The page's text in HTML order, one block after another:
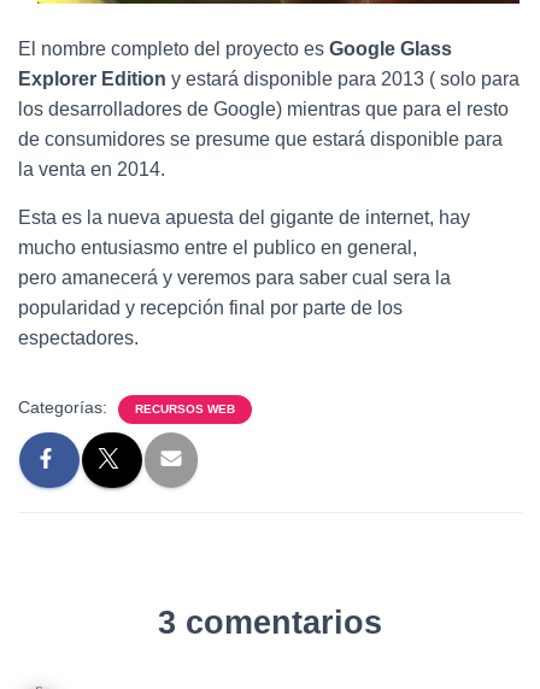
El nombre completo del proyecto es Google Glass
Explorer Edition y estará disponible para 2013 ( solo para
los desarrolladores de Google) mientras que para el resto
de consumidores se presume que estará disponible para
la venta en 2014.
Esta es la nueva apuesta del gigante de internet, hay
mucho entusiasmo entre el publico en general,
pero amanecerá y veremos para saber cual sera la
popularidad y recepción final por parte de los
espectadores.
Categorías: RECURSOS WEB
3 comentarios